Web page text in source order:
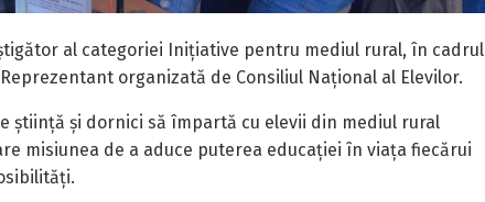
al categoriei Inițiative pentru mediul rural, în cadrul
organizată de Consiliul Național al Elevilor.
știință și dornici să împartă cu elevii din mediul rural
misiunea de a aduce puterea educației în viața fiecărui